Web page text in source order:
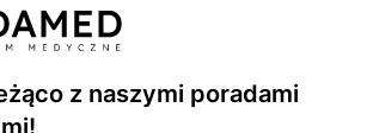
z naszymi poradami